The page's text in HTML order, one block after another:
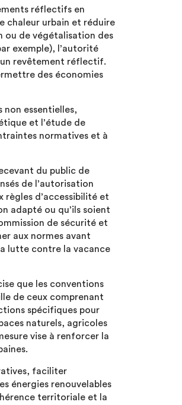
réflectifs en
chaleur urbain et réduire
ou de végétalisation des
exemple), l’autorité
revêtement réflectif.
des économies
non essentielles,
et l’étude de
normatives et à
du public de
de l’autorisation
d’accessibilité et
adapté ou qu’ils soient
de sécurité et
aux normes avant
lutte contre la vacance
que les conventions
de ceux comprenant
spécifiques pour
naturels, agricoles
vise à renforcer la
faciliter
énergies renouvelables
territoriale et la